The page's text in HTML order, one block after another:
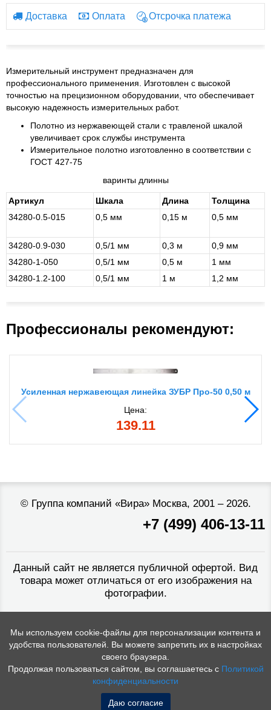
Доставка Оплата Отсрочка платежа
Измерительный инструмент предназначен для
профессионального применения. Изготовлен с высокой
точностью на прецизионном оборудовании, что обеспечивает
высокую надежность измерительных работ.
Полотно из нержавеющей стали с травленой шкалой
увеличивает срок службы инструмента
Измерительное полотно изготовленно в соответствии с
ГОСТ 427-75
варинты длинны
Артикул Шкала Длина
Толщина
34280-0.5-015
0,5 мм 0,15 м 0,5 мм
34280-0.9-030 0,5/1 мм 0,3 м
0,9 мм
34280-1-050
0,5/1 мм 0,5 м
1 мм
34280-1.2-100
0,5/1 мм 1 м 1,2 мм
Профессионалы рекомендуют:
Усиленная нержавеющая линейка ЗУБР Про-50 0,50 м
Цена:
139.11
© Группа компаний «Вира»Москва, 2001 – 2026.
+7 (499) 406-13-11
Данный сайт не является публичной офертой. Вид
товара может отличаться от его изображения на
фотографии.
Мы используем cookie-файлы для персонализации контента и
удобства пользователей. Вы можете запретить их в настройках
своего браузера.
Продолжая пользоваться сайтом, вы соглашаетесь с Политикой
конфиденциальности
Даю согласие